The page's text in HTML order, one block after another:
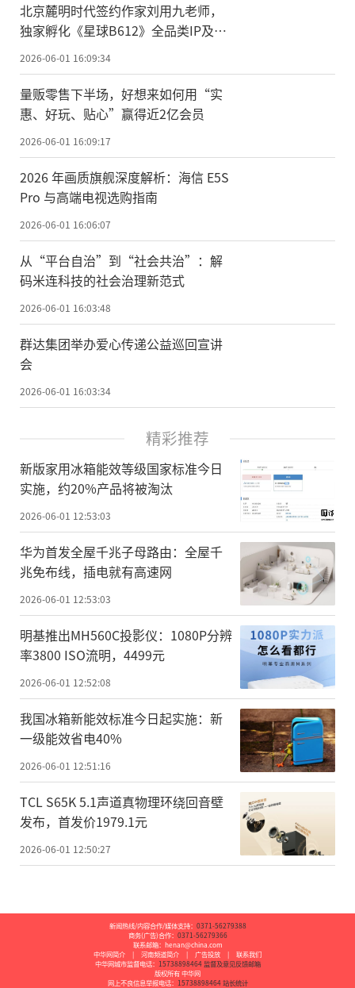
北京麓明时代签约作家刘用九老师，
独家孵化《星球B612》全品类IP及影
视化潜力作品
2026-06-01 16:09:34
量贩零售下半场，好想来如何用“实
惠、好玩、贴心”赢得近2亿会员
2026-06-01 16:09:17
2026 年画质旗舰深度解析：海信 E5S
Pro 与高端电视选购指南
2026-06-01 16:06:07
从“平台自治”到“社会共治”：解
码米连科技的社会治理新范式
2026-06-01 16:03:48
群达集团举办爱心传递公益巡回宣讲
会
2026-06-01 16:03:34
精彩推荐
新版家用冰箱能效等级国家标准今日
实施，约20%产品将被淘汰
2026-06-01 12:53:03
华为首发全屋千兆子母路由：全屋千
兆免布线，插电就有高速网
2026-06-01 12:53:03
明基推出MH560C投影仪：1080P分辨
率3800 ISO流明，4499元
2026-06-01 12:52:08
我国冰箱新能效标准今日起实施：新
一级能效省电40%
2026-06-01 12:51:16
TCL S65K 5.1声道真物理环绕回音壁
发布，首发价1979.1元
2026-06-01 12:50:27
新闻热线/内容合作/媒体支持： 0371-56279388
商务(广告)合作： 0371-56279366
联系邮箱：henan@china.com
中华网简介
| 河南频道简介 | 广告投放 |
联系我们
中华网城市监督电话： 15738898464 监督及意见反馈邮箱
版权所有 中华网
网上不良信息举报电话： 15738898464 站长统计